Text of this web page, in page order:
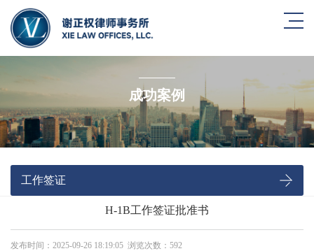
成功案例
工作签证
H-1B工作签证批准书
发布时间：2025-09-26 18:19:05 浏览次数：592